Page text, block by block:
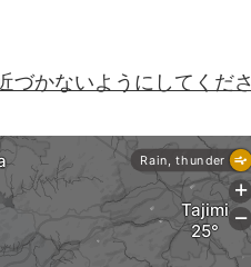
づかないようにしてくださ